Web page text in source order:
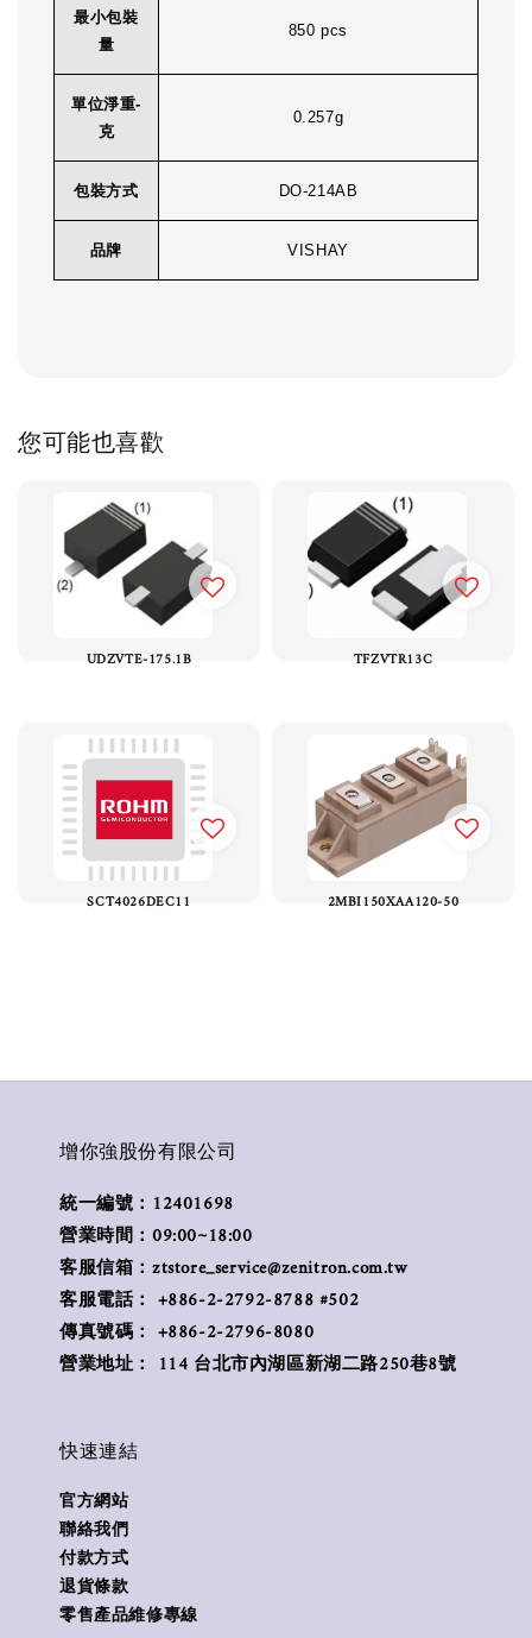
最小包裝
量
850 pcs
單位淨重-
克
0.257g
包裝方式 DO-214AB
品牌 VISHAY
您可能也喜歡
UDZVTE-175.1B TFZVTR13C
SCT4026DEC11 2MBI150XAA120-50
增你強股份有限公司
統一編號：12401698
營業時間：09:00~18:00
客服信箱：ztstore_service@zenitron.com.tw
客服電話： +886-2-2792-8788 #502
傳真號碼： +886-2-2796-8080
營業地址： 114 台北市內湖區新湖二路250巷8號
快速連結
官方網站
聯絡我們
付款方式
退貨條款
零售產品維修專線